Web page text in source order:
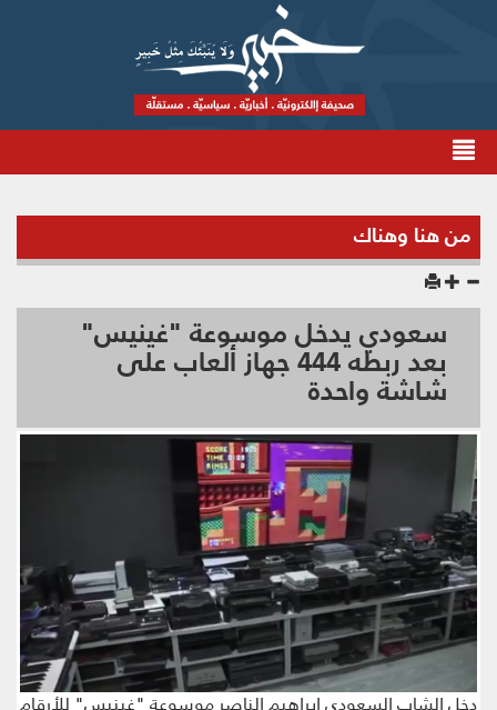
من هنا وهناك
سعودي يدخل موسوعة "غينيس"
بعد ربطه 444 جهاز ألعاب على
شاشة واحدة
دخل الشاب السعودي إبراهيم الناصر موسوعة "غينيس" للأرقام